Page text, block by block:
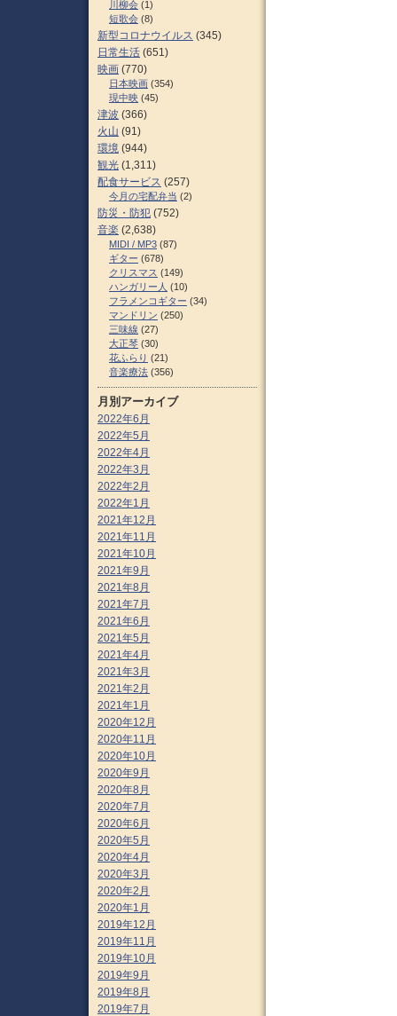
川柳会 (1)
短歌会 (8)
新型コロナウイルス (345)
日常生活 (651)
映画 (770)
日本映画 (354)
現中映 (45)
津波 (366)
火山 (91)
環境 (944)
観光 (1,311)
配食サービス (257)
今月の宅配弁当 (2)
防災・防犯 (752)
音楽 (2,638)
MIDI / MP3 (87)
ギター (678)
クリスマス (149)
ハンガリー人 (10)
フラメンコギター (34)
マンドリン (250)
三味線 (27)
大正琴 (30)
花ふらり (21)
音楽療法 (356)
月別アーカイブ
2022年6月
2022年5月
2022年4月
2022年3月
2022年2月
2022年1月
2021年12月
2021年11月
2021年10月
2021年9月
2021年8月
2021年7月
2021年6月
2021年5月
2021年4月
2021年3月
2021年2月
2021年1月
2020年12月
2020年11月
2020年10月
2020年9月
2020年8月
2020年7月
2020年6月
2020年5月
2020年4月
2020年3月
2020年2月
2020年1月
2019年12月
2019年11月
2019年10月
2019年9月
2019年8月
2019年7月